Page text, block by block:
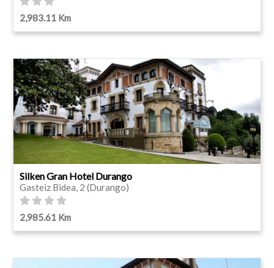
2,983.11 Km
Silken Gran Hotel Durango
Gasteiz Bidea, 2 (Durango)
2,985.61 Km